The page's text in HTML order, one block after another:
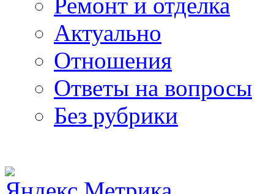
Актуально
Отношения
Ответы на вопросы
Без рубрики